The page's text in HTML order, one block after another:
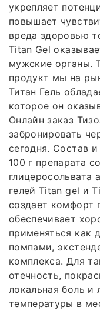
укрепляет
повышает
вреда здоровью
Titan Gel
мужские органы.
продукт мы на
Титан Гель
которое он
Онлайн заказ
забронировать
сегодня. Состав
100 г препарата
глицеросольвата
гелей Titan gel и
создает комфорт
обеспечивает
применяться как
помпами,
комплекса. Для
отечность,
локальная боль и
температуры в